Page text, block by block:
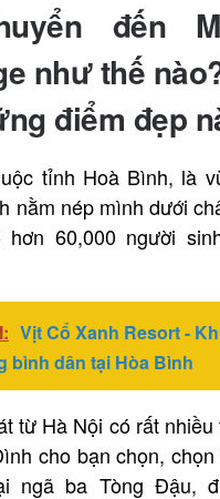
đến
như thế
điểm đẹp
tỉnh Hoà Bình, là
nằm nép mình dưới
60,000 người
Vịt Cổ Xanh Resort -
bình dân tại Hòa Bình
từ Hà Nội có rất nhiều
cho bạn chọn,
ngã ba Tòng Đậu,